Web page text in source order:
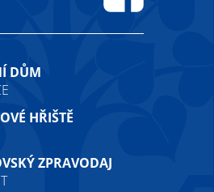
DŮM
HŘIŠTĚ
ZPRAVODAJ